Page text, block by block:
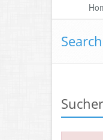
Search